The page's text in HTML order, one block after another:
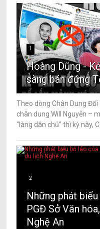
1
Hoàng Dũng -
sàng bán đứng
Theo dòng Chân Dung
chân dung Will Nguyễn –
“làng dân chủ” thì kỳ này, C...
2
Những phát
PGĐ Sở Văn
Nghệ An